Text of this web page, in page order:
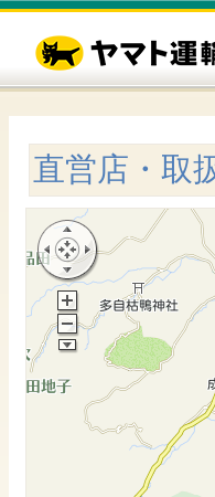
直営店・取